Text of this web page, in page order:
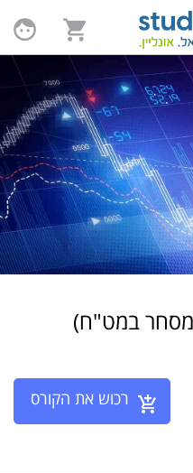
(מסחר במט"ח)
רכוש את הקורס